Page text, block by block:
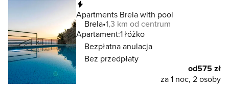
Apartments Brela with pool
Brela 1,3 km od centrum
Apartament:1 łóżko
Bezpłatna anulacja
Bez przedpłaty
od575 zł
za 1 noc, 2 osoby